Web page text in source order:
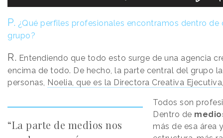
P. ¿Qué perfiles profesionales encontramos dentro de
grupo?
R. Entendiendo que todo esto surge de una agencia
encima de todo. De hecho, la parte central del grupo
personas, Noelia, que es la Directora Creativa Ejecutiva
“La parte de medios nos
Todos son
Dentro de
más de esa área